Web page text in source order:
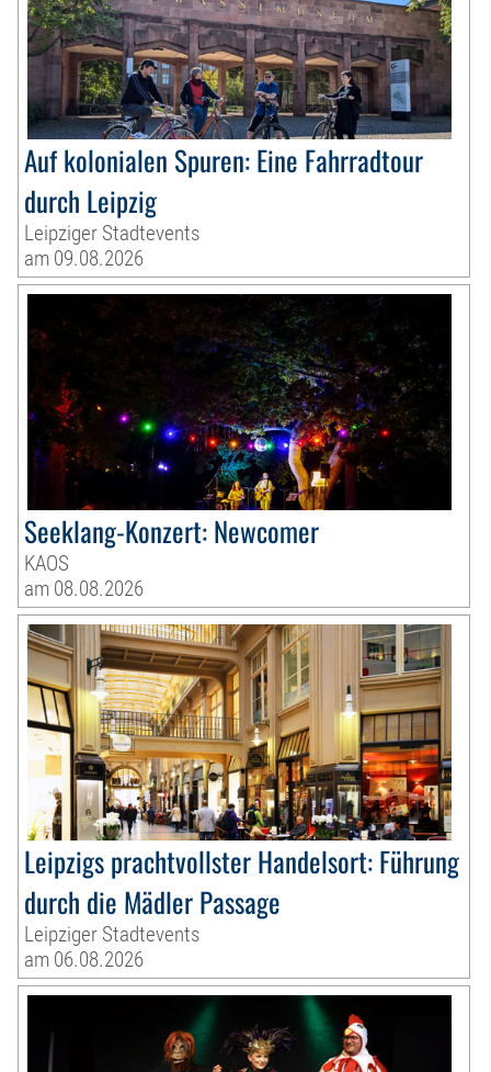
Auf kolonialen Spuren: Eine Fahrradtour
durch Leipzig
Leipziger Stadtevents
am 09.08.2026
Seeklang-Konzert: Newcomer
KAOS
am 08.08.2026
Leipzigs prachtvollster Handelsort: Führung
durch die Mädler Passage
Leipziger Stadtevents
am 06.08.2026